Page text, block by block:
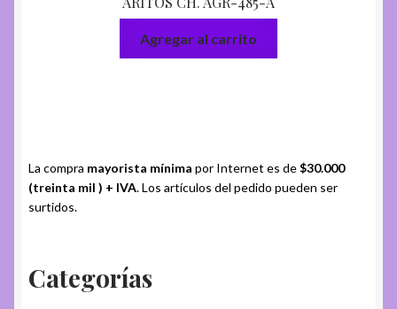
Agregar al carrito
La compra mayorista mínima por Internet es de$30.000
(treinta mil ) + IVA. Los artículos del pedido pueden ser
surtidos.
Categorías